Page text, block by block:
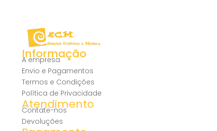
Informação
A empresa
Envio e Pagamentos
Termos e Condições
Política de Privacidade
Atendimento
Contate-nos
Devoluções